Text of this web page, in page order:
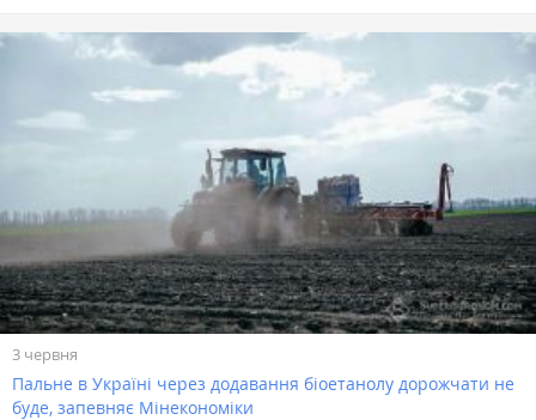
3 червня
Пальне в Україні через додавання біоетанолу дорожчати не
буде, запевняє Мінекономіки